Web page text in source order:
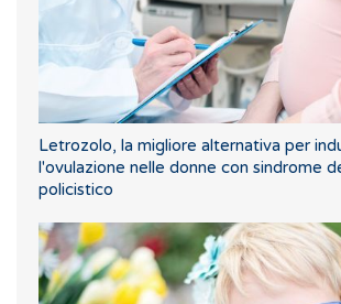
Letrozolo, la migliore alternativa per
l'ovulazione nelle donne con sindrome
policistico